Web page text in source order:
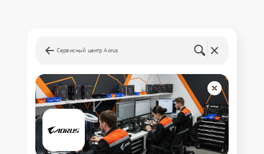
Сервисный центр Aorus